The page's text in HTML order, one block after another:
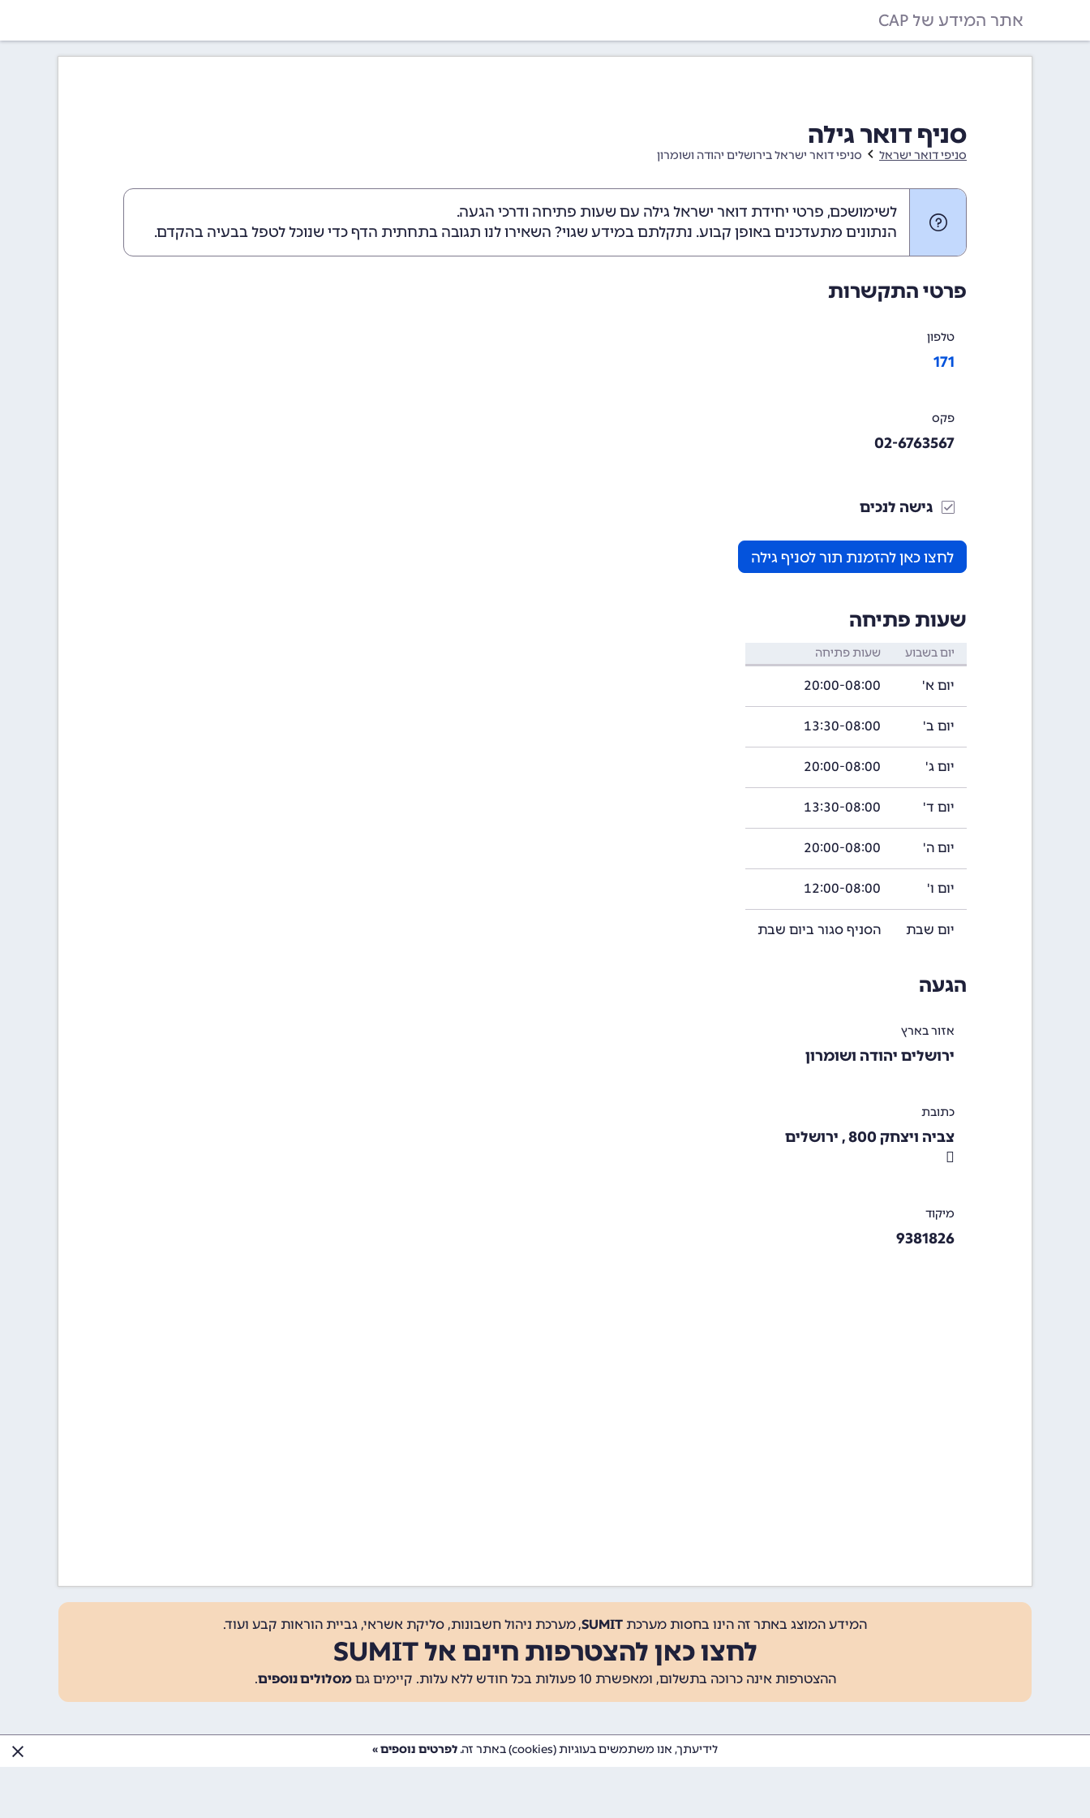
אתר המידע של CAP
סניף דואר גילה
סניפי דואר ישראל סניפי דואר ישראל בירושלים יהודה ושומרון
לשימושכם, פרטי יחידת דואר ישראל גילה עם שעות פתיחה ודרכי הגעה.
הנתונים מתעדכנים באופן קבוע. נתקלתם במידע שגוי? השאירו לנו תגובה בתחתית הדף כדי שנוכל לטפל בבעיה בהקדם.
פרטי התקשרות
טלפון
171
פקס
02-6763567
גישה לנכים
לחצו כאן להזמנת תור לסניף גילה
שעות פתיחה
יום בשבוע שעות פתיחה
יום א' 20:00-08:00
יום ב' 13:30-08:00
יום ג' 20:00-08:00
יום ד' 13:30-08:00
יום ה' 20:00-08:00
יום ו' 12:00-08:00
יום שבת הסניף סגור ביום שבת
הגעה
אזור בארץ
ירושלים יהודה ושומרון
כתובת
צביה ויצחק 800 , ירושלים
מיקוד
9381826
המידע המוצג באתר זה הינו בחסות מערכת SUMIT, מערכת ניהול חשבונות, סליקת אשראי, גביית הוראות קבע ועוד.
לחצו כאן להצטרפות חינם אל SUMIT
ההצטרפות אינה כרוכה בתשלום, ומאפשרת 10 פעולות בכל חודש ללא עלות. קיימים גם מסלולים נוספים.
לידיעתך, אנו משתמשים בעוגיות (cookies) באתר זה. לפרטים נוספים »